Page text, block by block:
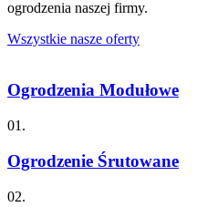
ogrodzenia naszej firmy.
Wszystkie nasze oferty
Ogrodzenia Modułowe
01.
Ogrodzenie Śrutowane
02.